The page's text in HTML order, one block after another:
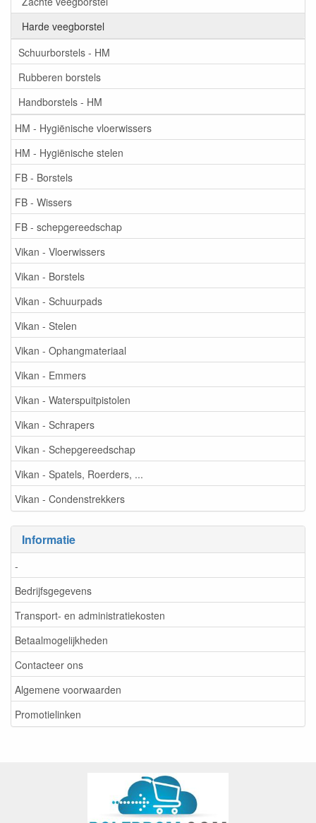
Harde veegborstel
Schuurborstels - HM
Rubberen borstels
Handborstels - HM
HM - Hygiënische vloerwissers
HM - Hygiënische stelen
FB - Borstels
FB - Wissers
FB - schepgereedschap
Vikan - Vloerwissers
Vikan - Borstels
Vikan - Schuurpads
Vikan - Stelen
Vikan - Ophangmateriaal
Vikan - Emmers
Vikan - Waterspuitpistolen
Vikan - Schrapers
Vikan - Schepgereedschap
Vikan - Spatels, Roerders, ...
Vikan - Condenstrekkers
Informatie
-
Bedrijfsgegevens
Transport- en administratiekosten
Betaalmogelijkheden
Contacteer ons
Algemene voorwaarden
Promotielinken